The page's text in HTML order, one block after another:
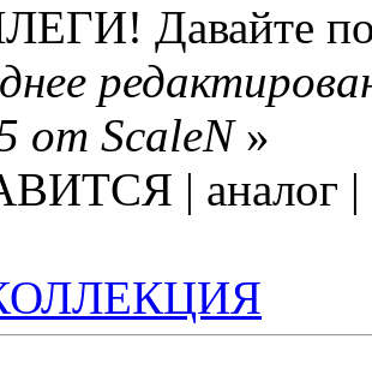
Давайте
от ScaleN»
| аналог